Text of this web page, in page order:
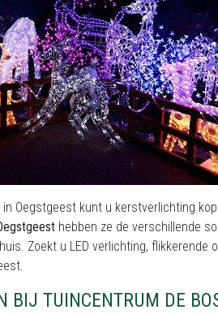
Oegstgeest kunt u kerstverlichting
hebben ze de verschillende
Zoekt u LED verlichting,
BIJ TUINCENTRUM DE